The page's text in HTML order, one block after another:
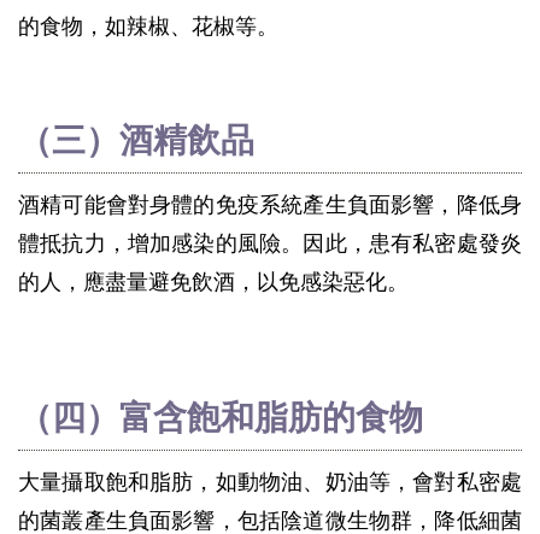
的食物，如辣椒、花椒等。
（三）酒精飲品
酒精可能會對身體的免疫系統產生負面影響，降低身
體抵抗力，增加感染的風險。因此，患有私密處發炎
的人，應盡量避免飲酒，以免感染惡化。
（四）富含飽和脂肪的食物
大量攝取飽和脂肪，如動物油、奶油等，會對私密處
的菌叢產生負面影響，包括陰道微生物群，降低細菌